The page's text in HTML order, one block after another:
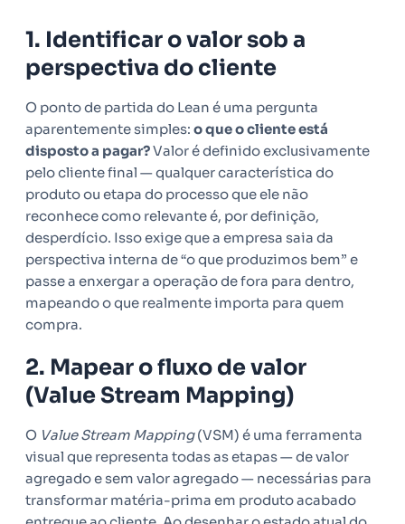
1. Identificar o valor sob a
perspectiva do cliente
O ponto de partida do Lean é uma pergunta
aparentemente simples: o que o cliente está
disposto a pagar?Valor é definido exclusivamente
pelo cliente final — qualquer característica do
produto ou etapa do processo que ele não
reconhece como relevante é, por definição,
desperdício. Isso exige que a empresa saia da
perspectiva interna de “o que produzimos bem” e
passe a enxergar a operação de fora para dentro,
mapeando o que realmente importa para quem
compra.
2. Mapear o fluxo de valor
(Value Stream Mapping)
O Value Stream Mapping(VSM) é uma ferramenta
visual que representa todas as etapas — de valor
agregado e sem valor agregado — necessárias para
transformar matéria-prima em produto acabado